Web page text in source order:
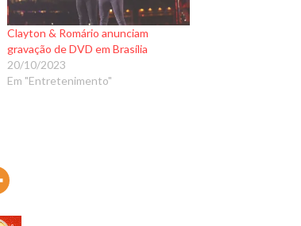
Clayton & Romário anunciam
gravação de DVD em Brasília
20/10/2023
Em "Entretenimento"